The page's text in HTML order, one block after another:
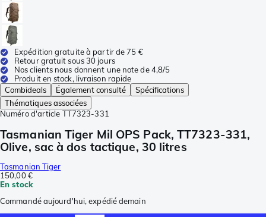
Expédition gratuite à partir de 75 €
Retour gratuit sous 30 jours
Nos clients nous donnent une note de 4,8/5
Produit en stock, livraison rapide
Combideals
Également consulté
Spécifications
Thématiques associées
Numéro d'article TT7323-331
Tasmanian Tiger Mil OPS Pack, TT7323-331,
Olive, sac à dos tactique, 30 litres
Tasmanian Tiger
150,00 €
En stock
Commandé aujourd'hui, expédié demain